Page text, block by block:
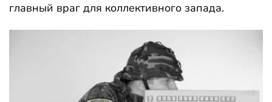
главный враг для коллективного запада.